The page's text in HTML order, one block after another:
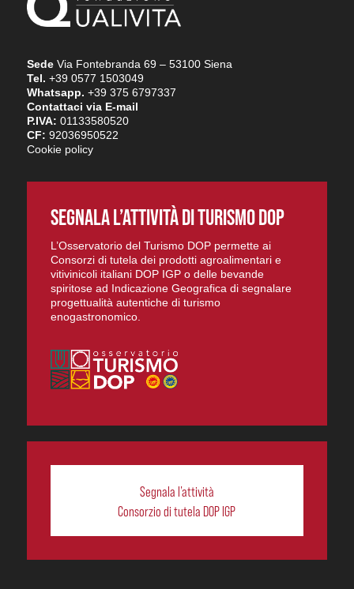
SedeVia Fontebranda 69 – 53100 Siena
Tel. +39 0577 1503049
Whatsapp. +39 375 6797337
Contattaci via E-mail
P.IVA: 01133580520
CF: 92036950522
Cookie policy
SEGNALA L’ATTIVITÀ DI TURISMO DOP
L’Osservatorio del Turismo DOP permette ai
Consorzi di tutela dei prodotti agroalimentari e
vitivinicoli italiani DOP IGP o delle bevande
spiritose ad Indicazione Geografica di segnalare
progettualità autentiche di turismo
enogastronomico.
Segnala l’attività
Consorzio di tutela DOP IGP